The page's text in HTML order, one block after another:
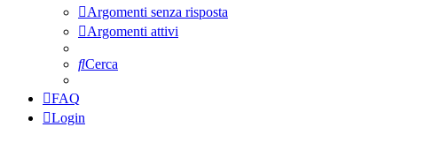
Argomenti senza risposta
Argomenti attivi
Cerca
FAQ
Login